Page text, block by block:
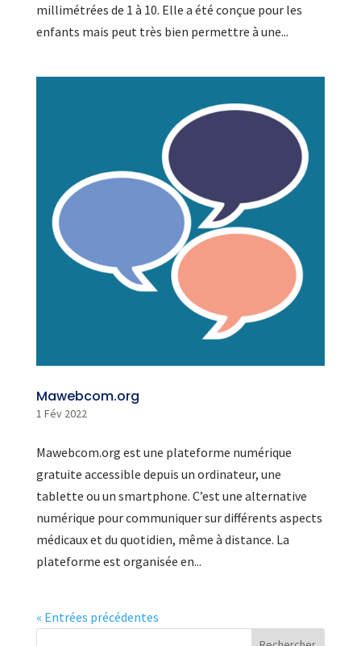
millimétrées de 1 à 10. Elle a été conçue pour les
enfants mais peut très bien permettre à une...
Mawebcom.org
1 Fév 2022
Mawebcom.org est une plateforme numérique
gratuite accessible depuis un ordinateur, une
tablette ou un smartphone. C’est une alternative
numérique pour communiquer sur différents aspects
médicaux et du quotidien, même à distance. La
plateforme est organisée en...
« Entrées précédentes